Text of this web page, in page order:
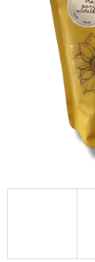
hvězdiček.